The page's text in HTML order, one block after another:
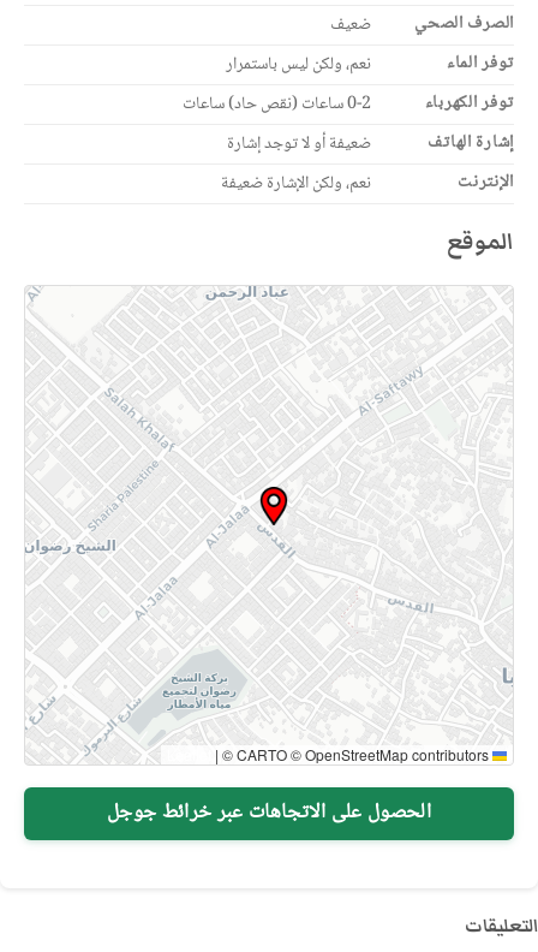
الصرف الصحي
ضعيف
توفر الماء
نعم، ولكن ليس باستمرار
توفر الكهرباء
0-2 ساعات (نقص حاد) ساعات
إشارة الهاتف
ضعيفة أو لا توجد إشارة
الإنترنت
نعم، ولكن الإشارة ضعيفة
الموقع
| © CARTO © OpenStreetMap contributors
الحصول على الاتجاهات عبر خرائط جوجل
التعليقات